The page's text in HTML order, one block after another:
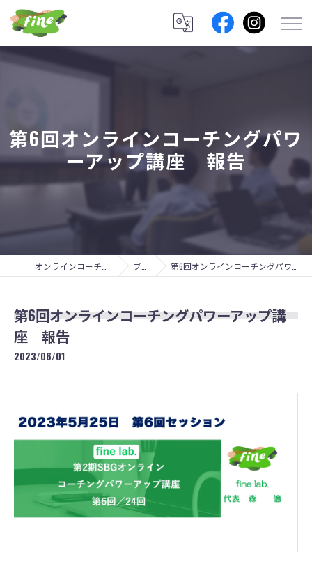
第6回オンラインコーチングパワ
ーアップ講座 報告
ブログ 第6回オンラインコーチングパワーアップ講座 報告
第6回オンラインコーチングパワーアップ講
座 報告
2023/06/01